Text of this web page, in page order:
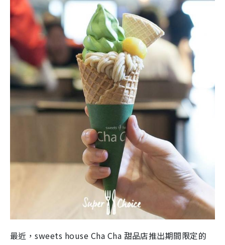
最近，sweets house Cha Cha 甜品店推出期間限定的